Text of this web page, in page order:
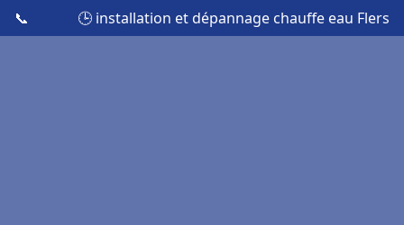
📞 🕒 installation et dépannage chauffe eau Flers